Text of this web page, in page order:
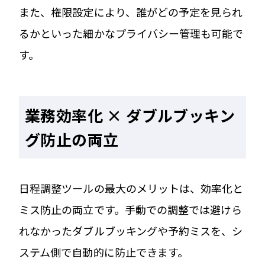
また、権限設定により、誰がどの予定を見られ
るかといった細かなプライバシー管理も可能で
す。
業務効率化 × ダブルブッキン
グ防止の両立
日程調整ツールの最大のメリットは、効率化と
ミス防止の両立です。手動での調整では避けら
れなかったダブルブッキングや予約ミスを、シ
ステム側で自動的に防止できます。